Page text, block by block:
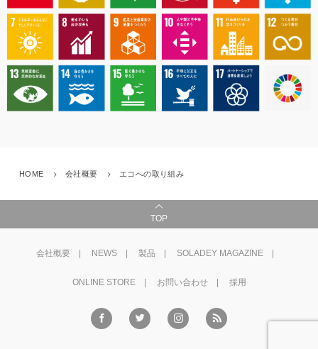
HOME 会社概要 エコへの取り組み
TOP
会社概要 NEWS 製品 SOLADEY MAGAZINE
ONLINE STORE お問い合わせ 採用